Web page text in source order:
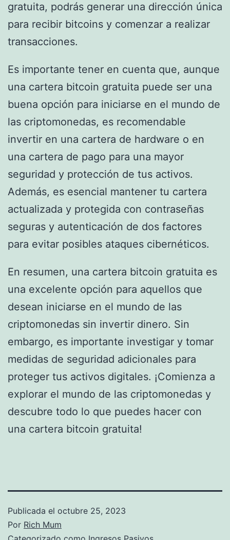
gratuita, podrás generar una dirección única
para recibir bitcoins y comenzar a realizar
transacciones.
Es importante tener en cuenta que, aunque
una cartera bitcoin gratuita puede ser una
buena opción para iniciarse en el mundo de
las criptomonedas, es recomendable
invertir en una cartera de hardware o en
una cartera de pago para una mayor
seguridad y protección de tus activos.
Además, es esencial mantener tu cartera
actualizada y protegida con contraseñas
seguras y autenticación de dos factores
para evitar posibles ataques cibernéticos.
En resumen, una cartera bitcoin gratuita es
una excelente opción para aquellos que
desean iniciarse en el mundo de las
criptomonedas sin invertir dinero. Sin
embargo, es importante investigar y tomar
medidas de seguridad adicionales para
proteger tus activos digitales. ¡Comienza a
explorar el mundo de las criptomonedas y
descubre todo lo que puedes hacer con
una cartera bitcoin gratuita!
Publicada el octubre 25, 2023
Por Rich Mum